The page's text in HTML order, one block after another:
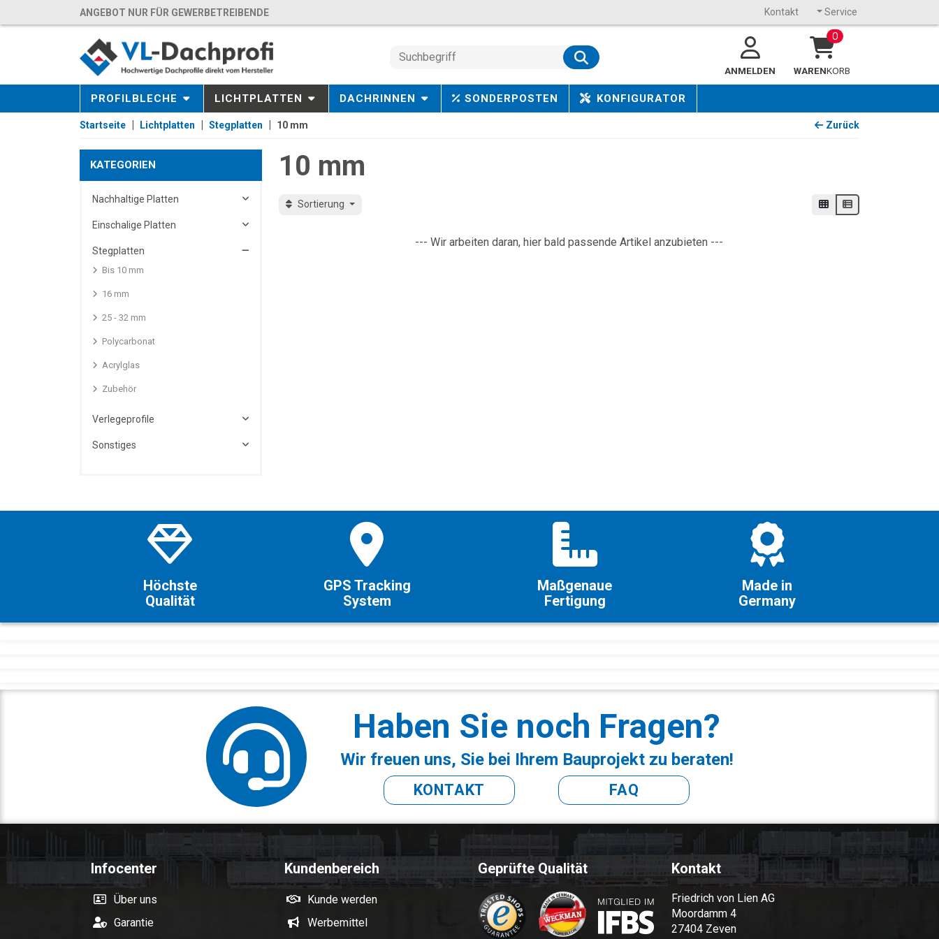
ANGEBOT NUR FÜR GEWERBETREIBENDE Kontakt Service
ANMELDEN
0
WARENKORB
PROFILBLECHE LICHTPLATTEN DACHRINNEN SONDERPOSTEN KONFIGURATOR
Startseite Lichtplatten Stegplatten 10 mm Zurück
KATEGORIEN
Nachhaltige Platten
Einschalige Platten
Stegplatten
Bis 10 mm
16 mm
25 - 32 mm
Polycarbonat
Acrylglas
Zubehör
Verlegeprofile
Sonstiges
10 mm
Sortierung
--- Wir arbeiten daran, hier bald passende Artikel anzubieten ---
Höchste
Qualität
GPS Tracking
System
Maßgenaue
Fertigung
Made in
Germany
Haben Sie noch Fragen?
Wir freuen uns, Sie bei Ihrem Bauprojekt zu beraten!
KONTAKT FAQ
Infocenter
Über uns
Garantie
Kundenbereich
Kunde werden
Werbemittel
Geprüfte Qualität Kontakt
Friedrich von Lien AG
Moordamm 4
27404 Zeven